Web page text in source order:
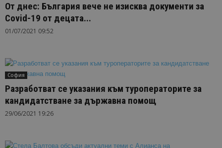
От днес: България вече не изисква документи за
Covid-19 от децата...
01/07/2021 09:52
София
Разработват се указания към туроператорите за
кандидатстване за държавна помощ
29/06/2021 19:26